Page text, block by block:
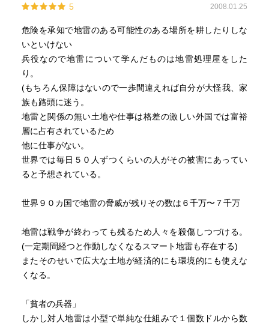
5 2008.01.25
危険を承知で地雷のある可能性のある場所を耕したりしな
いといけない
兵役なので地雷について学んだものは地雷処理屋をした
り。
(もちろん保障はないので一歩間違えれば自分が大怪我、家
族も路頭に迷う。
地雷と関係の無い土地や仕事は格差の激しい外国では富裕
層に占有されているため
他に仕事がない。
世界では毎日５０人ずつくらいの人がその被害にあってい
ると予想されている。
世界９０カ国で地雷の脅威が残りその数は６千万〜７千万
地雷は戦争が終わっても残るため人々を殺傷しつづける。
(一定期間経つと作動しなくなるスマート地雷も存在する)
またそのせいで広大な土地が経済的にも環境的にも使えな
くなる。
「貧者の兵器」
しかし対人地雷は小型で単純な仕組みで１個数ドルから数